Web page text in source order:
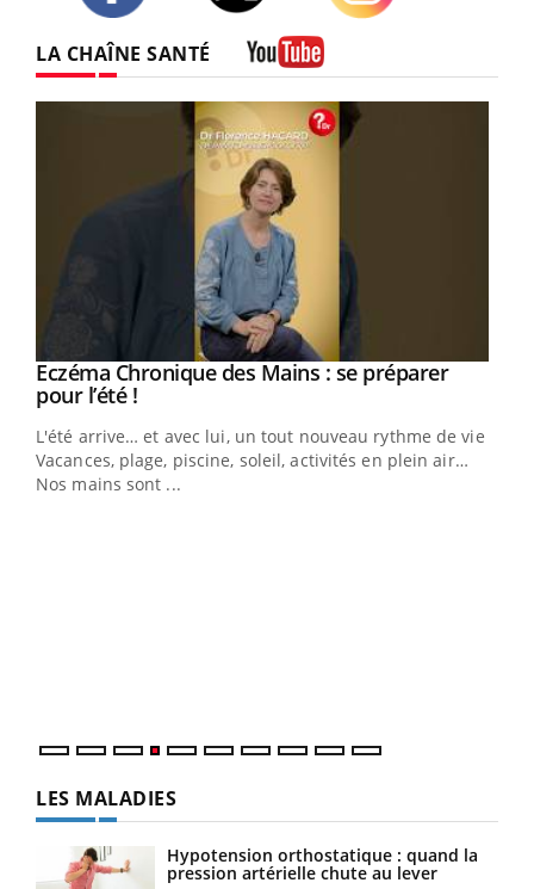
LA CHAÎNE SANTÉ
Youtube
Eczéma Chronique des Mains : se préparer
pour l’été !Youtube
L'été arrive… et avec lui, un tout nouveau rythme de vie !
Vacances, plage, piscine, soleil, activités en plein air…
Nos mains sont ...
LES MALADIES
Hypotension orthostatique : quand la
pression artérielle chute au lever